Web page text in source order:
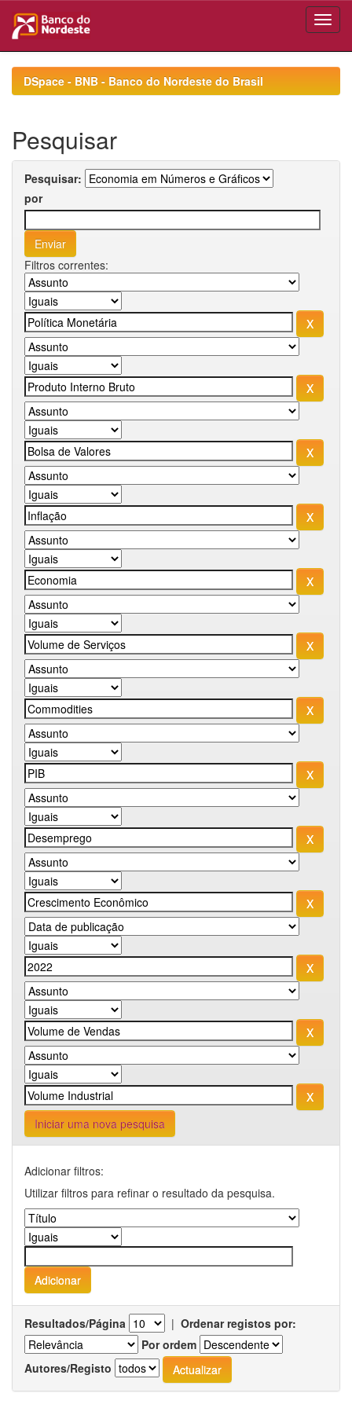
navigationDSpace - BNB - Banco do Nordeste do Brasil
Pesquisar
Pesquisar:
por
Filtros correntes:
Iniciar uma nova pesquisa
Adicionar filtros:
Utilizar filtros para refinar o resultado da pesquisa.
Resultados/Página | Ordenar registos por:
Por ordem
Autores/Registo